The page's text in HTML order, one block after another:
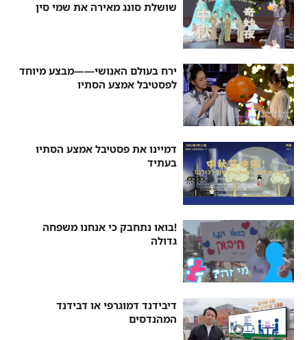
שושלת סונג מאירה את שמי סין
ירח בעולם האנושי——מבצע מיוחד
לפסטיבל אמצע הסתיו
דמיינו את פסטיבל אמצע הסתיו
בעתיד
!בואו נתחבק כי אנחנו משפחה
גדולה
דיבידנד דמוגרפי או דבידנד
המהנדסים